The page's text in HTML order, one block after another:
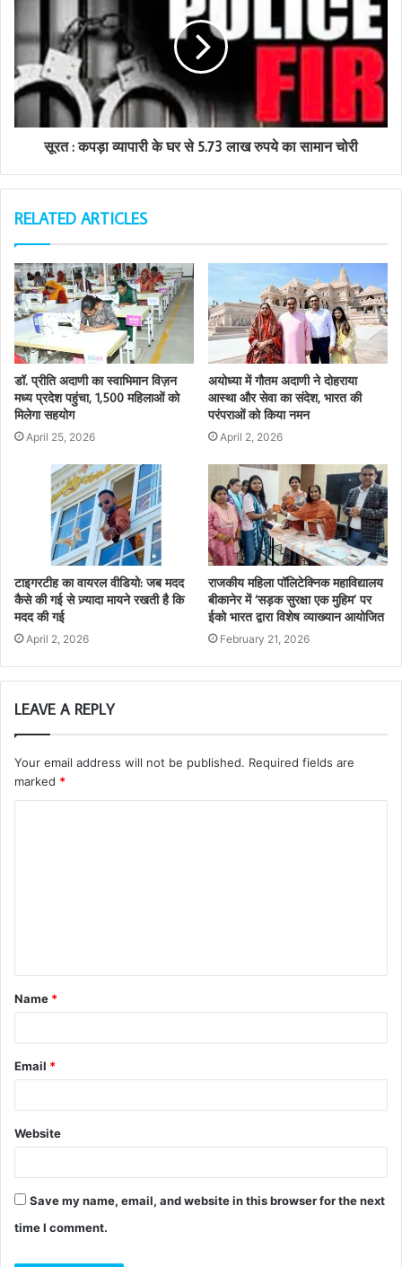
सूरत : कपड़ा व्यापारी के घर से 5.73 लाख रुपये का सामान चोरी
RELATED ARTICLES
डॉ. प्रीति अदाणी का स्वाभिमान विज़न
मध्य प्रदेश पहुंचा, 1,500 महिलाओं को
मिलेगा सहयोग
April 25, 2026
अयोध्या में गौतम अदाणी ने दोहराया
आस्था और सेवा का संदेश, भारत की
परंपराओं को किया नमन
April 2, 2026
टाइगरटीह का वायरल वीडियो: जब मदद
कैसे की गई से ज़्यादा मायने रखती है कि
मदद की गई
April 2, 2026
राजकीय महिला पॉलिटेक्निक महाविद्यालय
बीकानेर में ‘सड़क सुरक्षा एक मुहिम’ पर
ईको भारत द्वारा विशेष व्याख्यान आयोजित
February 21, 2026
LEAVE A REPLY
Your email address will not be published. Required fields are
marked *
Name *
Email *
Website
Save my name, email, and website in this browser for the next
time I comment.